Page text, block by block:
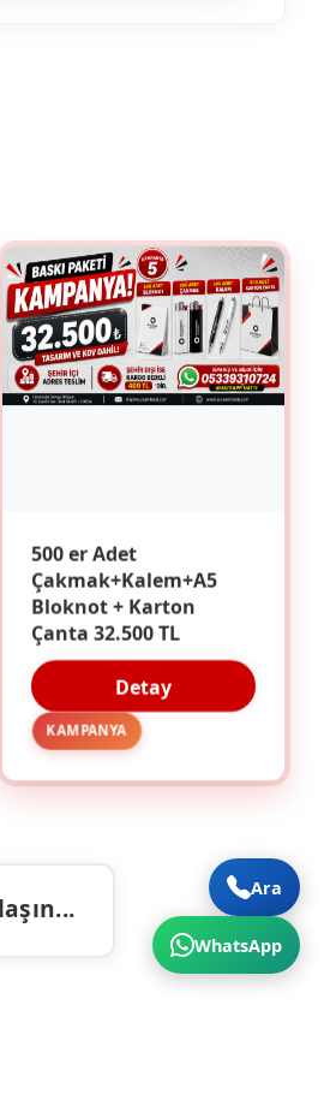
500 er Adet
Çakmak+Kalem+A5
Bloknot + Karton
Çanta 32.500 TL
Detay
KAMPANYA
Ara
WhatsApp